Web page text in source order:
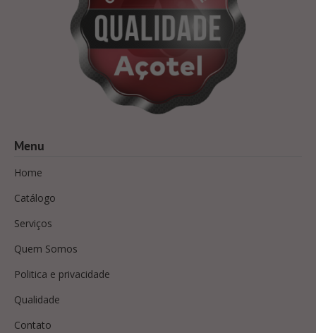
Menu
Home
Catálogo
Serviços
Quem Somos
Politica e privacidade
Qualidade
Contato